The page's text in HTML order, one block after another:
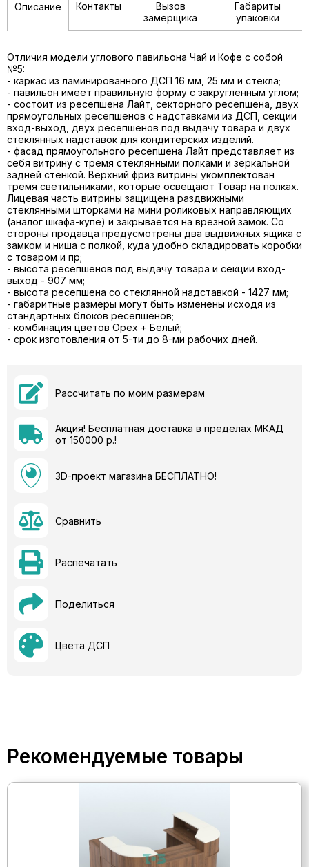
Описание Контакты
Вызов
замерщика
Габариты
упаковки
Отличия модели углового павильона Чай и Кофе с собой
№5:
- каркас из ламинированного ДСП 16 мм, 25 мм и стекла;
- павильон имеет правильную форму с закругленным углом;
- состоит из ресепшена Лайт, секторного ресепшена, двух
прямоугольных ресепшенов с надставками из ДСП, секции
вход-выход, двух ресепшенов под выдачу товара и двух
стеклянных надставок для кондитерских изделий.
- фасад прямоугольного ресепшена Лайт представляет из
себя витрину с тремя стеклянными полками и зеркальной
задней стенкой. Верхний фриз витрины укомплектован
тремя светильниками, которые освещают Товар на полках.
Лицевая часть витрины защищена раздвижными
стеклянными шторками на мини роликовых направляющих
(аналог шкафа-купе) и закрывается на врезной замок. Со
стороны продавца предусмотрены два выдвижных ящика с
замком и ниша с полкой, куда удобно складировать коробки
с товаром и пр;
- высота ресепшенов под выдачу товара и секции вход-
выход - 907 мм;
- высота ресепшена со стеклянной надставкой - 1427 мм;
- габаритные размеры могут быть изменены исходя из
стандартных блоков ресепшенов;
- комбинация цветов Орех + Белый;
- cрок изготовления от 5-ти до 8-ми рабочих дней.
Рассчитать по моим размерам
Акция! Бесплатная доставка в пределах МКАД
от 150000 р.!
3D-проект магазина БЕСПЛАТНО!
Сравнить
Распечатать
Поделиться
Цвета ДСП
Рекомендуемые товары